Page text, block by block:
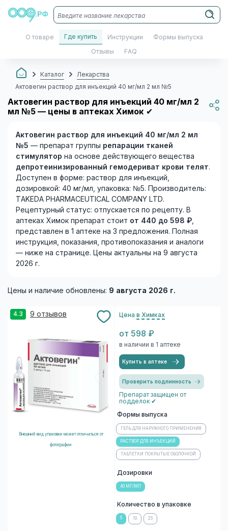
О товаре Где купить Инструкции Формы выпуска
Отзывы FAQ
Каталог
Лекарства
Актовегин раствор для инъекций 40 мг/мл 2 мл №5
Актовегин раствор для инъекций 40 мг/мл 2
мл №5 — цены в аптеках Химок ✔
Актовегин раствор для инъекций 40 мг/мл 2 мл
№5 — препарат группы репарации тканей
стимулятор на основе действующего вещества
депротеинизированный гемодериват крови телят.
Доступен в форме: раствор для инъекций,
дозировкой: 40 мг/мл, упаковка: №5. Производитель:
TAKEDA PHARMACEUTICAL COMPANY LTD.
Рецептурный статус: отпускается по рецепту. В
аптеках Химок препарат стоит от 440 до 598 ₽,
представлен в 1 аптеке на 3 предложения. Полная
инструкция, показания, противопоказания и аналоги
— ниже на странице. Цены актуальны на 9 августа
2026 г.
Цены и наличие обновлены: 9 августа 2026 г.
4.3 9 отзывов
Внешний вид упаковки может отличаться от
фотографии
Цена в Химках
от 598 ₽
в наличии в 1 аптеке
Купить в аптеке
Проверить подлинность
Препарат защищен от
подделок ✔
Формы выпуска
ГЕЛЬ ДЛЯ НАРУЖНОГО ПРИМЕНЕНИЯ
РАСТВОР ДЛЯ ИНЪЕКЦИЙ
ТАБЛЕТКИ ПОКРЫТЫЕ ОБОЛОЧКОЙ
Дозировки
40 МГ/МЛ
Количество в упаковке
5 10 25